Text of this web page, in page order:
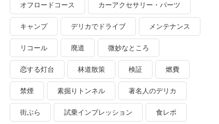
オフロードコース カーアクセサリー・パーツ
キャンプ デリカでドライブ メンテナンス
リコール 廃道 微妙なところ
恋する灯台 林道散策 検証 燃費
禁煙 素掘りトンネル 著名人のデリカ
街ぶら 試乗インプレッション 食レポ